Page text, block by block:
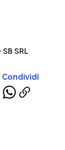
SRL
Condividi